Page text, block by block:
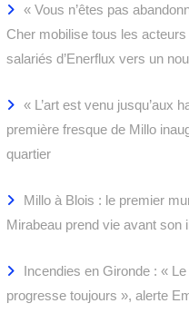
« Vous n’êtes pas
Cher mobilise tous les
salariés d’Enerflux vers un
« L’art est venu jusqu’aux
première fresque de Millo
quartier
Millo à Blois : le premier
Mirabeau prend vie avant son
Incendies en Gironde : «
progresse toujours », alerte